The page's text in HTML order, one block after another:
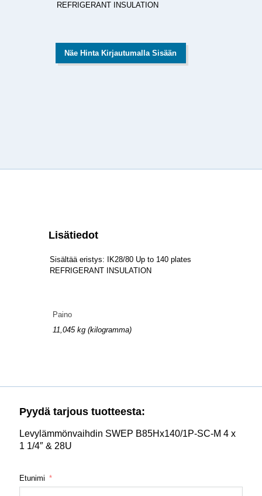
REFRIGERANT INSULATION
Näe Hinta Kirjautumalla Sisään
Lisätiedot
Sisältää eristys: IK28/80 Up to 140 plates
REFRIGERANT INSULATION
Paino
11,045 kg (kilogramma)
Pyydä tarjous tuotteesta:
Levylämmönvaihdin SWEP B85Hx140/1P-SC-M 4 x
1 1/4″ & 28U
Etunimi